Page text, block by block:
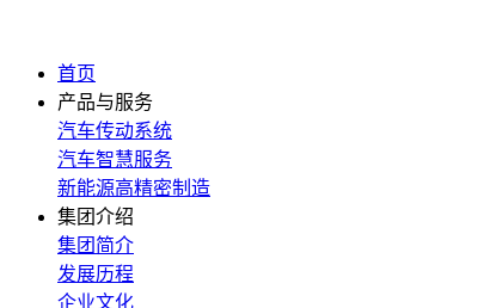
首页
产品与服务
汽车传动系统
汽车智慧服务
新能源高精密制造
集团介绍
集团简介
发展历程
企业文化